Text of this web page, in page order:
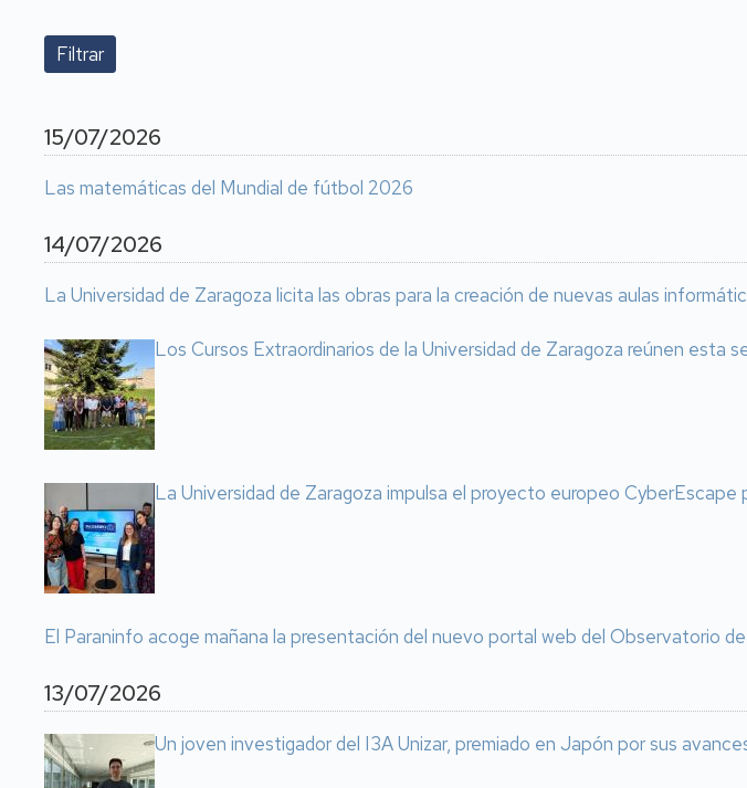
15/07/2026
Las matemáticas del Mundial de fútbol 2026
14/07/2026
La Universidad de Zaragoza licita las obras para la creación de nuevas aulas
Los Cursos Extraordinarios de la Universidad de Zaragoza reúnen esta
La Universidad de Zaragoza impulsa el proyecto europeo
El Paraninfo acoge mañana la presentación del nuevo portal web del Observatorio
13/07/2026
Un joven investigador del I3A Unizar, premiado en Japón por sus